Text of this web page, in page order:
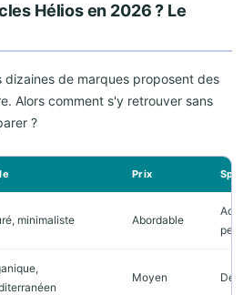
Hélios en 2026 ? Le
dizaines de marques proposent des
Alors comment s'y retrouver sans
?
Prix
minimaliste Abordable
Moyen